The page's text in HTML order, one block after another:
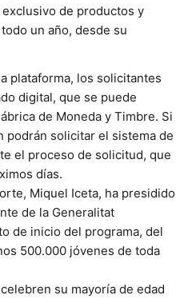
de productos y
un año, desde su
plataforma, los solicitantes
digital, que se puede
de Moneda y Timbre. Si
podrán solicitar el sistema de
el proceso de solicitud, que
días.
Miquel Iceta, ha presidido
de la Generalitat
de inicio del programa, del
500.000 jóvenes de toda
su mayoría de edad